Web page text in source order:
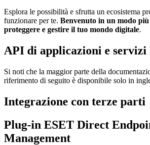
Esplora le possibilità e sfrutta un ecosistema
funzionare per te. Benvenuto in un modo
proteggere e gestire il tuo mondo digitale.
API di applicazioni e servizi
Si noti che la maggior parte della
riferimento di seguito è disponibile solo in
Integrazione con terze parti
Plug-in ESET Direct
Management